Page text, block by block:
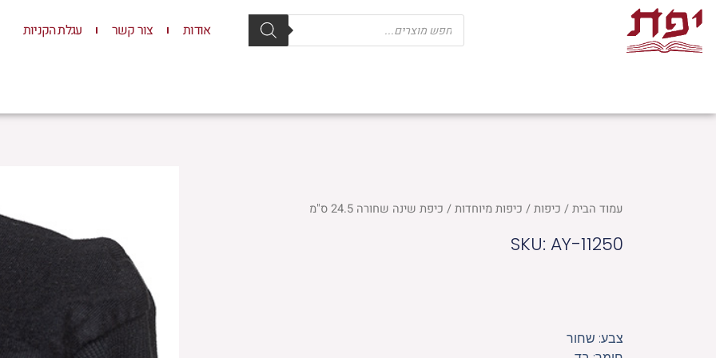
דילוג
לתוכן
Products
search אודות צור קשר עגלת הקניות
עמוד הבית/ כיפות/ כיפות מיוחדות/ כיפת שינה שחורה 24.5 ס"מ
SKU: AY-11250
צבע: שחור